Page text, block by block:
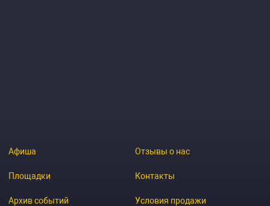
Афиша
Площадки
Архив событий
Отзывы о нас
Контакты
Условия продажи